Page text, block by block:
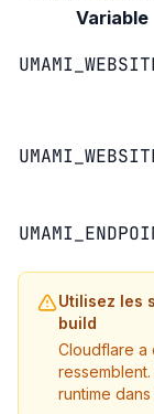
Variable
Utilisez les
build
Cloudflare a
runtime dans